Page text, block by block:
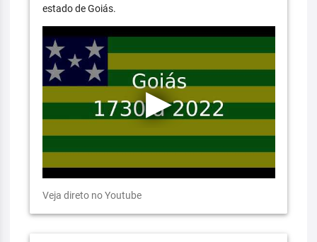
estado de Goiás.
Veja direto no Youtube